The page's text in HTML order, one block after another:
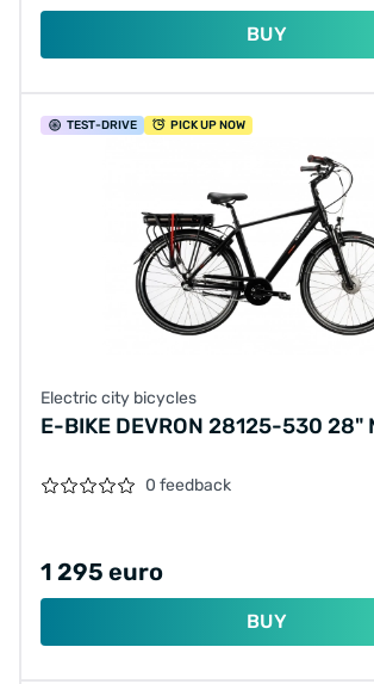
BUY
TEST-DRIVE PICK UP NOW
Electric city bicycles
E-BIKE DEVRON 28125-530 28"
0 feedback
1 295 euro
BUY